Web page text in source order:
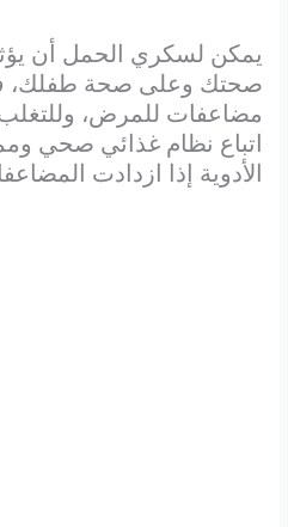
يمكن لسكري الحمل أن
صحتك وعلى صحة طفلك،
مضاعفات للمرض،
اتباع نظام غذائي صحي
الأدوية إذا ازدادت